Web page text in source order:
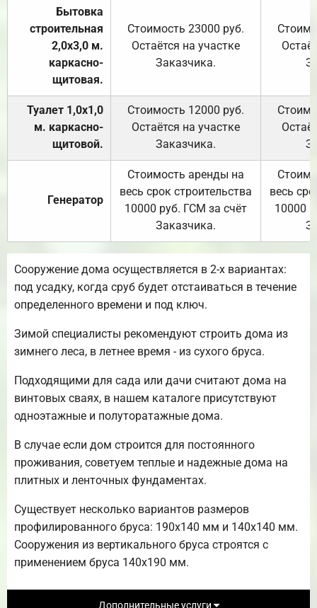
Бытовка
строительная
2,0х3,0 м.
каркасно-
щитовая.
Стоимость 23000 руб.
Остаётся на участке
Заказчика.
Туалет 1,0х1,0
м. каркасно-
щитовой.
Стоимость 12000 руб.
Остаётся на участке
Заказчика.
Генератор
Стоимость аренды на
весь срок строительства
10000 руб. ГСМ за счёт
Заказчика.
весь
10000
Сооружение дома осуществляется в 2-х вариантах:
под усадку, когда сруб будет отстаиваться в течение
определенного времени и под ключ.
Зимой специалисты рекомендуют строить дома из
зимнего леса, в летнее время - из сухого бруса.
Подходящими для сада или дачи считают дома на
винтовых сваях, в нашем каталоге присутствуют
одноэтажные и полуторатажные дома.
В случае если дом строится для постоянного
проживания, советуем теплые и надежные дома на
плитных и ленточных фундаментах.
Существует несколько вариантов размеров
профилированного бруса: 190х140 мм и 140х140 мм.
Сооружения из вертикального бруса строятся с
применением бруса 140х190 мм.